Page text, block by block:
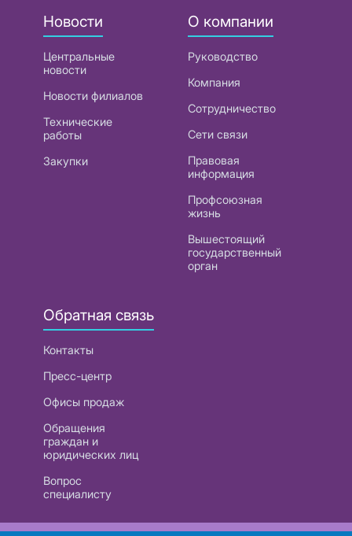
Новости
Центральные
новости
Новости филиалов
Технические
работы
Закупки
О компании
Руководство
Компания
Сотрудничество
Сети связи
Правовая
информация
Профсоюзная
жизнь
Вышестоящий
государственный
орган
Обратная связь
Контакты
Пресс-центр
Офисы продаж
Обращения
граждан и
юридических лиц
Вопрос
специалисту